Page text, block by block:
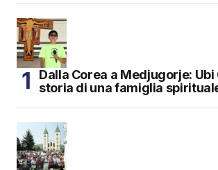
Dalla Corea a Medjugorje:
storia di una famiglia